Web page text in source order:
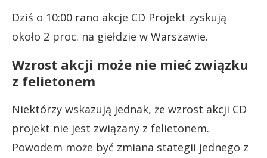
Dziś o 10:00 rano akcje CD Projekt zyskują
około 2 proc. na giełdzie w Warszawie.
Wzrost akcji może nie mieć związku
z felietonem
Niektórzy wskazują jednak, że wzrost akcji CD
projekt nie jest związany z felietonem.
Powodem może być zmiana stategii jednego z